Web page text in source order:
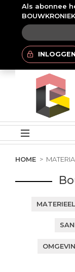
Als abonnee
INLOGGEN
HOME
MATERIEEL